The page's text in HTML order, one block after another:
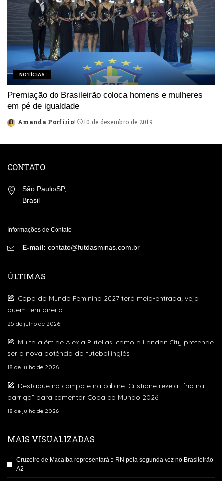
NOTÍCIAS
Premiação do Brasileirão coloca homens e mulheres
em pé de igualdade
Posted
Amanda Porfírio 10 de dezembro de 2019
CONTATO
São Paulo/SP,
Brasil
Informações de Contato
E-mail: contato@futdasminas.com.br
ÚLTIMAS
Copa do Mundo Feminina 2027 terá meia-entrada; veja
quem tem direito
25 de julho de 2026
Muito além de Alexia Putellas: como o London City pretende
ser a nova potência do futebol inglês
18 de julho de 2026
Destaque no campo e na cabine: Cristiane revela “frio na
barriga” para comentar Copa do Mundo 2026
18 de julho de 2026
MAIS VISUALIZADAS
Cruzeiro de Macaíba representará o RN pela segunda vez no Brasileirão
A2